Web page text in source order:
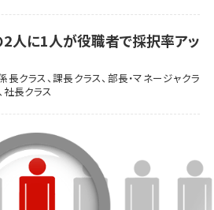
人に1人が役職者で採択率アッ
長クラス、課長クラス、部長・マネージャクラ
社長クラス